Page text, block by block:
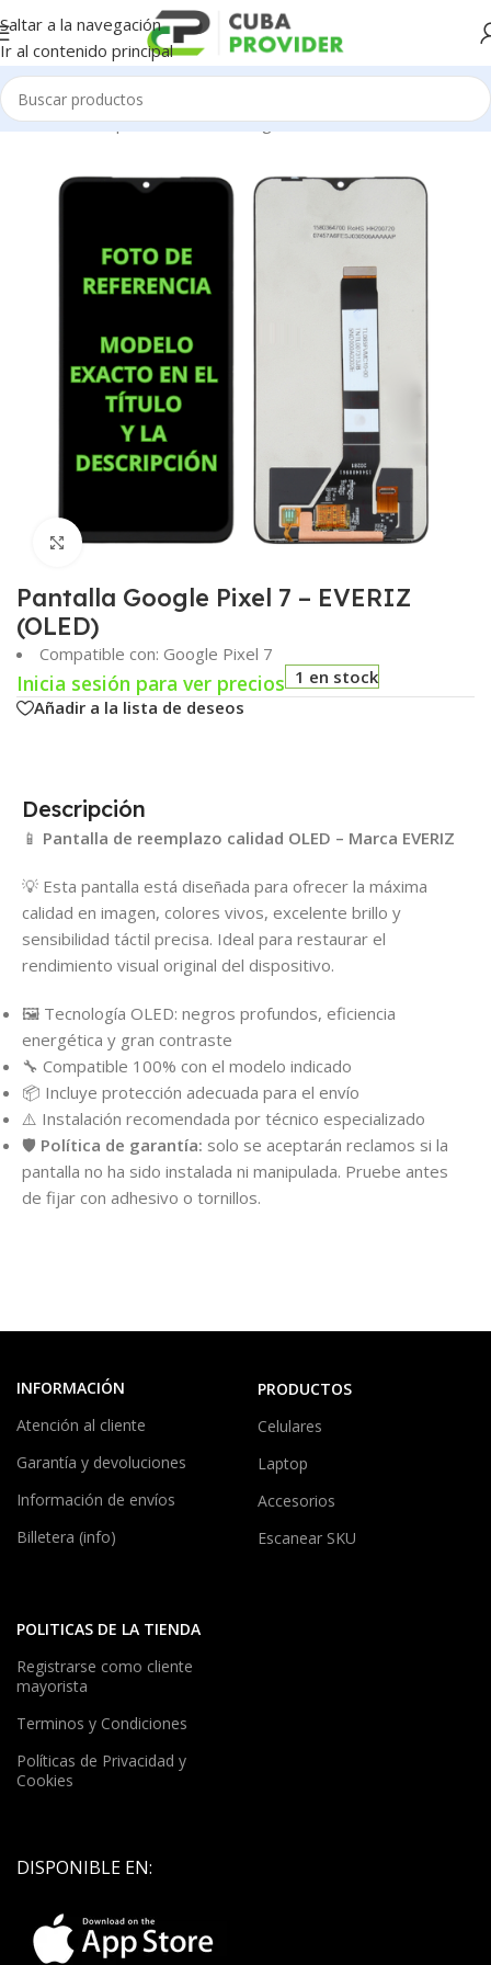
Saltar a la navegación
Ir al contenido principal
Inicio/Piezas para Celulares/Google Pixel/Pantallas
Click para agrandar
Pantalla Google Pixel 7 – EVERIZ
(OLED)
Compatible con: Google Pixel 7
Inicia sesión para ver precios 1 en stock
Añadir a la lista de deseos
Descripción
📱 Pantalla de reemplazo calidad OLED – Marca EVERIZ
💡 Esta pantalla está diseñada para ofrecer la máxima
calidad en imagen, colores vivos, excelente brillo y
sensibilidad táctil precisa. Ideal para restaurar el
rendimiento visual original del dispositivo.
🖼️ Tecnología OLED: negros profundos, eficiencia
energética y gran contraste
🔧 Compatible 100% con el modelo indicado
📦 Incluye protección adecuada para el envío
⚠️ Instalación recomendada por técnico especializado
🛡️ Política de garantía: solo se aceptarán reclamos si la
pantalla no ha sido instalada ni manipulada. Pruebe antes
de fijar con adhesivo o tornillos.
INFORMACIÓN
Atención al cliente
Garantía y devoluciones
Información de envíos
Billetera (info)
PRODUCTOS
Celulares
Laptop
Accesorios
Escanear SKU
POLITICAS DE LA TIENDA
Registrarse como cliente
mayorista
Terminos y Condiciones
Políticas de Privacidad y
Cookies
DISPONIBLE EN: